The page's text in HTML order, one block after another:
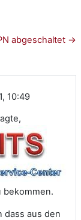
abgeschaltet →
10:49
bekommen.
dass aus den